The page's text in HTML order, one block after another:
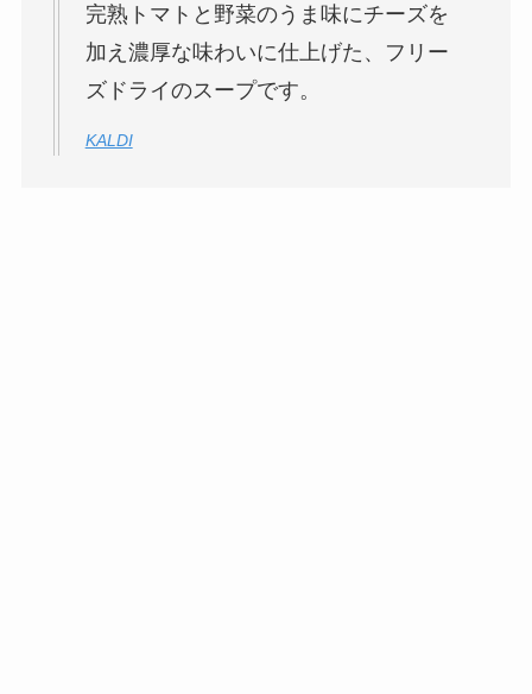
完熟トマトと野菜のうま味にチーズを
加え濃厚な味わいに仕上げた、フリー
ズドライのスープです。
KALDI